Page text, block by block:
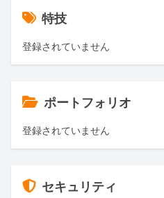
特技
登録されていません
ポートフォリオ
登録されていません
セキュリティ